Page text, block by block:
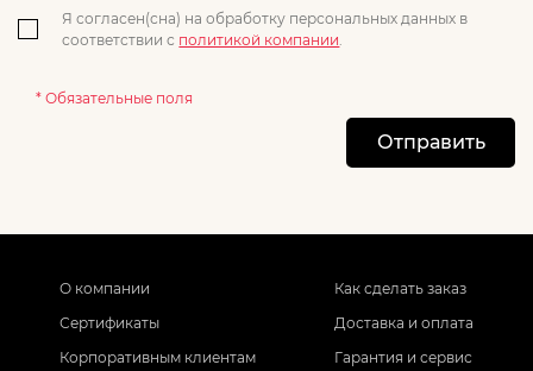
Я согласен(сна) на обработку персональных данных в
соответствии с политикой компании
* Обязательные поля
Отправить
О компании
Сертификаты
Корпоративным клиентам
Как сделать заказ
Доставка и оплата
Гарантия и сервис